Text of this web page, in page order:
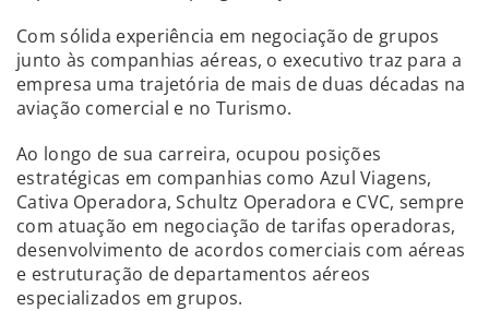
Com sólida experiência em negociação de grupos
junto às companhias aéreas, o executivo traz para a
empresa uma trajetória de mais de duas décadas na
aviação comercial e no Turismo.
Ao longo de sua carreira, ocupou posições
estratégicas em companhias como Azul Viagens,
Cativa Operadora, Schultz Operadora e CVC, sempre
com atuação em negociação de tarifas operadoras,
desenvolvimento de acordos comerciais com aéreas
e estruturação de departamentos aéreos
especializados em grupos.